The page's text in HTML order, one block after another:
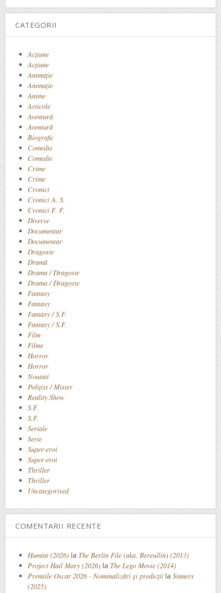
CATEGORII
Acţiune
Acțiune
Animaţie
Animație
Anime
Articole
Aventură
Aventură
Biografic
Comedie
Comedie
Crime
Crime
Cronici
Cronici A. S.
Cronici F. F.
Diverse
Documentar
Documentar
Dragoste
Dramă
Drama / Dragoste
Drama / Dragoste
Fantasy
Fantasy
Fantasy / S.F.
Fantasy / S.F.
Film
Filme
Horror
Horror
Noutati
Polițist / Mister
Reality Show
S.F.
S.F.
Seriale
Serie
Super-eroi
Super-eroi
Thriller
Thriller
Uncategorised
COMENTARII RECENTE
Humint (2026) la The Berlin File (aka. Bereullin) (2013)
Project Hail Mary (2026) la The Lego Movie (2014)
Premiile Oscar 2026 - Nominalizări și predicții la Sinners
(2025)